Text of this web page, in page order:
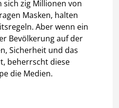
sich zig Millionen von
Masken, halten
Aber wenn ein
Bevölkerung auf der
Sicherheit und das
beherrscht diese
die Medien.